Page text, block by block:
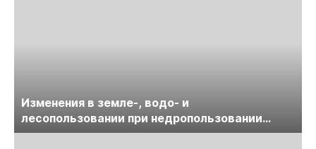
Изменения в земле-, водо- и
лесопользовании при недропользовании
обсудят на семинаре «ПравоТЭК»